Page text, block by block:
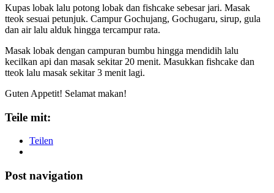
Kupas lobak lalu potong lobak dan fishcake sebesar jari. Masak
tteok sesuai petunjuk. Campur Gochujang, Gochugaru, sirup, gula
dan air lalu alduk hingga tercampur rata.
Masak lobak dengan campuran bumbu hingga mendidih lalu
kecilkan api dan masak sekitar 20 menit. Masukkan fishcake dan
tteok lalu masak sekitar 3 menit lagi.
Guten Appetit! Selamat makan!
Teile mit:
Teilen
Post navigation